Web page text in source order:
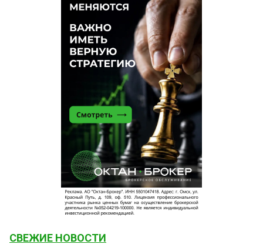
СВЕЖИЕ НОВОСТИ